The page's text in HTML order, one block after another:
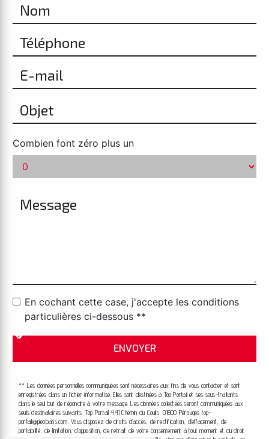
Combien font zéro plus un
En cochant cette case, j'accepte les conditions
particulières ci-dessous **
ENVOYER
** Les données personnelles communiquées sont nécessaires aux fins de vous contacter et sont
enregistrées dans un fichier informatisé. Elles sont destinées à Top Portail et ses sous-traitants
dans le seul but de répondre à votre message. Les données collectées seront communiquées aux
seuls destinataires suivants: Top Portail 441 Chemin du Coulis, 01800 Pérouges top-
portail@pleobatis.com. Vous disposez de droits d’accès, de rectification, d’effacement, de
portabilité, de limitation, d’opposition, de retrait de votre consentement à tout moment et du droit